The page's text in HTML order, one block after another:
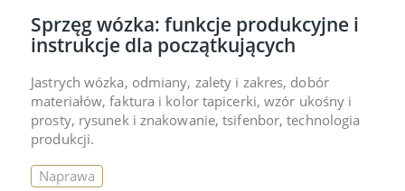
Sprzęg wózka: funkcje produkcyjne i
instrukcje dla początkujących
Jastrych wózka, odmiany, zalety i zakres, dobór
materiałów, faktura i kolor tapicerki, wzór ukośny i
prosty, rysunek i znakowanie, tsifenbor, technologia
produkcji.
Naprawa